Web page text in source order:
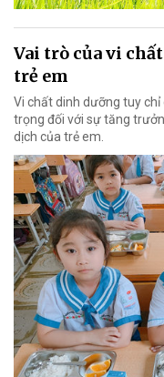
Vai trò của vi
trẻ em
Vi chất dinh dưỡng tuy
trọng đối với sự tăng
dịch của trẻ em.